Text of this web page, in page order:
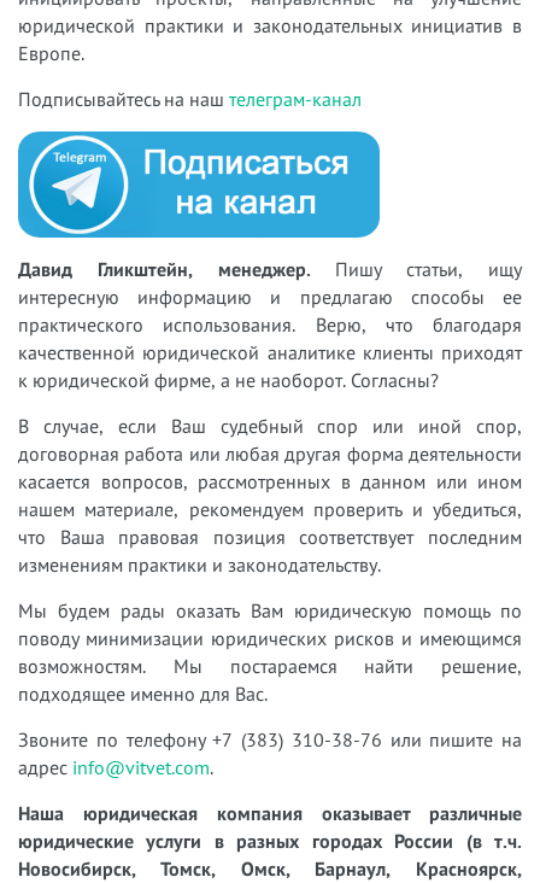
юридической практики и законодательных инициатив в
Европе.
Подписывайтесь на наш телеграм-канал
Давид Гликштейн, менеджер. Пишу статьи, ищу
интересную информацию и предлагаю способы ее
практического использования. Верю, что благодаря
качественной юридической аналитике клиенты приходят
к юридической фирме, а не наоборот. Согласны?
В случае, если Ваш судебный спор или иной спор,
договорная работа или любая другая форма деятельности
касается вопросов, рассмотренных в данном или ином
нашем материале, рекомендуем проверить и убедиться,
что Ваша правовая позиция соответствует последним
изменениям практики и законодательству.
Мы будем рады оказать Вам юридическую помощь по
поводу минимизации юридических рисков и имеющимся
возможностям. Мы постараемся найти решение,
подходящее именно для Вас.
Звоните по телефону +7 (383) 310-38-76 или пишите на
адрес info@vitvet.com.
Наша юридическая компания оказывает различные
юридические услуги в разных городах России (в т.ч.
Новосибирск, Томск, Омск, Барнаул, Красноярск,